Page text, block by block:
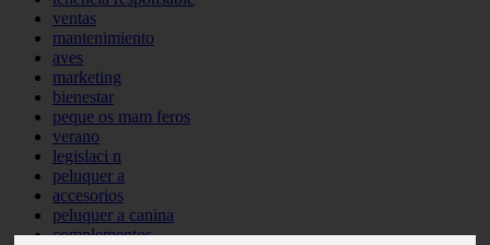
ventas
mantenimiento
aves
marketing
bienestar
peque os mam feros
verano
legislaci n
peluquer a
accesorios
peluquer a canina
complementos